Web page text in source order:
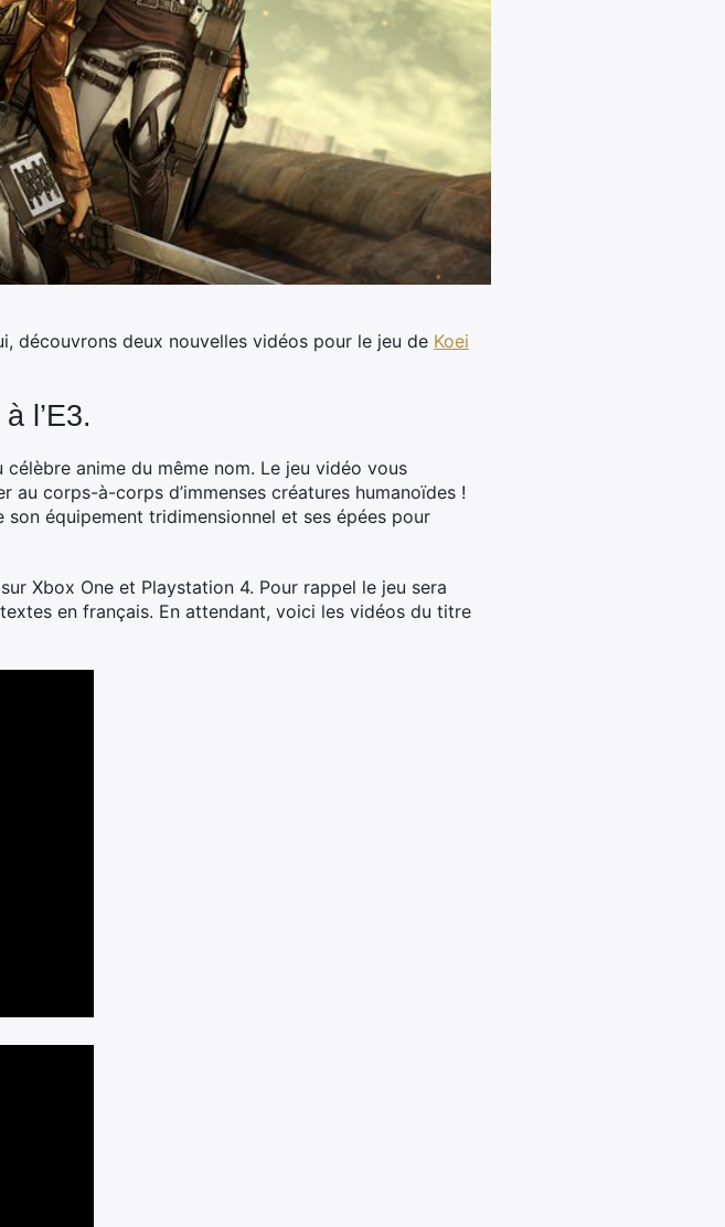
découvrons deux nouvelles vidéos pour le jeu de Koei
l’E3.
célèbre anime du même nom. Le jeu vidéo vous
au corps-à-corps d’immenses créatures humanoïdes !
équipement tridimensionnel et ses épées pour
Xbox One et Playstation 4. Pour rappel le jeu sera
en français. En attendant, voici les vidéos du titre